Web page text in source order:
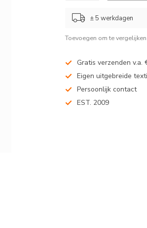
± 5 werkdagen
Toevoegen om te vergelijken
Gratis verzenden v.a.
Eigen uitgebreide
Persoonlijk contact
EST. 2009